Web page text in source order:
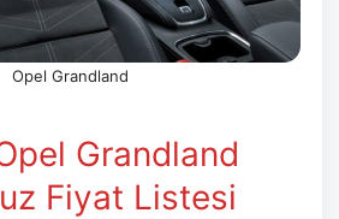
Opel Grandland
Grandland
Fiyat Listesi